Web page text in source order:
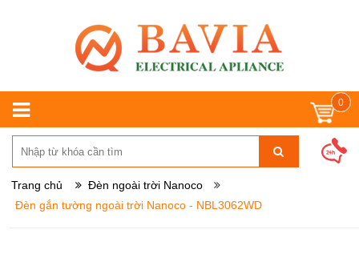
0
Trang chủ
Đèn ngoài trời Nanoco
Đèn gắn tường ngoài trời Nanoco - NBL3062WD